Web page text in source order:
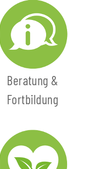
Beratung &
Fortbildung